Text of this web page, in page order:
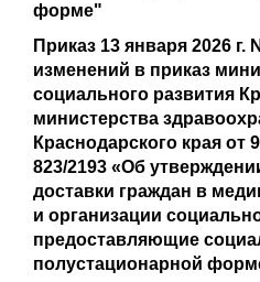
форме"
Приказ 13 января 2026
изменений в приказ
социального развития
министерства
Краснодарского края от
823/2193 «Об
доставки граждан в
и организации
предоставляющие
полустационарной